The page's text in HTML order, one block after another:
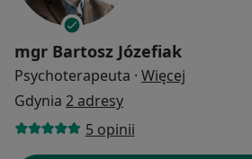
mgr Bartosz Józefiak
Psychoterapeuta · Więcej
Gdynia 2 adresy
5 opinii